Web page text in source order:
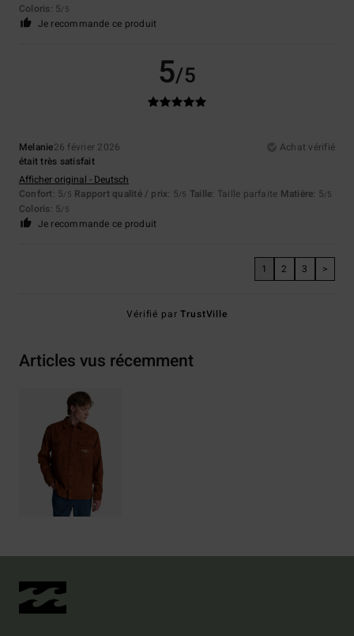
Coloris: 5/5
Je recommande ce produit
5/5
Melanie26 février 2026
Achat vérifié
était très satisfait
Afficher original - Deutsch
Confort: 5/5 Rapport qualité / prix: 5/5 Taille: Taille parfaite Matière: 5/5
Coloris: 5/5
Je recommande ce produit
1 2 3 >
Vérifié parTrustVille
Articles vus récemment